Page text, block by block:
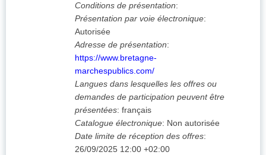
Conditions de présentation:
Présentation par voie électronique:
Autorisée
Adresse de présentation:
https://www.bretagne-
marchespublics.com/
Langues dans lesquelles les offres ou
demandes de participation peuvent être
présentées: français
Catalogue électronique: Non autorisée
Date limite de réception des offres:
26/09/2025 12:00 +02:00